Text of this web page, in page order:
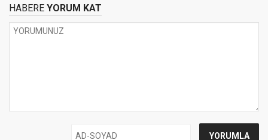
HABERE YORUM KAT